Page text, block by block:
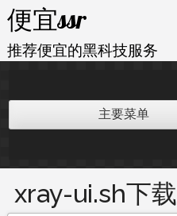
内
容
便宜ssr
推荐便宜的黑科技服务
主要菜单
xray-ui.sh下载